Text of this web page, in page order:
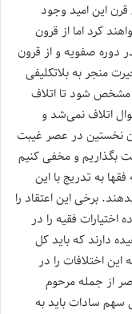
این امید وجود
کرد اما از قرون
دوره صفویه و از قرون
منجر به بلاتکلیفی
مشخص شود تا اتلاف
اتلاف نمی‌شد و
نخستین در عصر غیبت
بگذاریم و مخفی کنیم
به تدریج با این
برخی این اعتقاد را
اختیارات فقیه را در
دارند که باید کل
اختلافات را در
از جمله مرحوم
سادات باید به